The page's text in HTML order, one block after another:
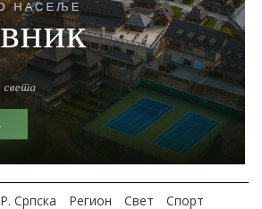
Р. Српска Регион Свет Спорт